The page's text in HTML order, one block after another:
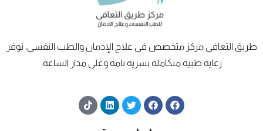
طريقالتعافي
مركز متخصص في علاج الإدمان والطب النفسي، نوفر
رعاية طبية متكاملة بسرية تامة وعلى مدار الساعة.
F
a
F
a
T
w
L
i
T
i